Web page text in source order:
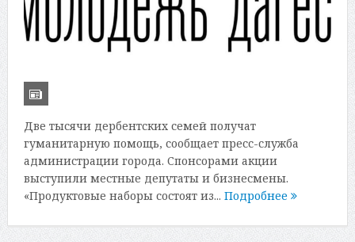
Две тысячи дербентских семей получат
гуманитарную помощь, сообщает пресс-служба
администрации города. Спонсорами акции
выступили местные депутаты и бизнесмены.
«Продуктовые наборы состоят из... Подробнее